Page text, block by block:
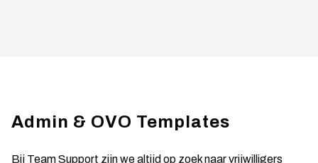
Admin & OVO Templates
Bij Team Support zijn we altijd op zoek naar vrijwilligers